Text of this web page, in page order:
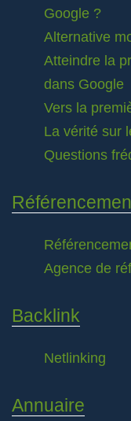
Google ?
Alternative
Atteindre la
dans Google
Vers la
La vérité sur
Questions
Agence de
Backlink
Netlinking
Annuaire